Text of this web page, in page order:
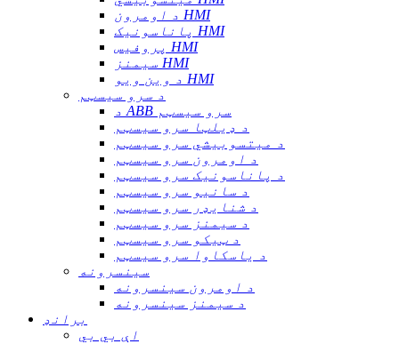
د اومرون HMI
پاناسونیک HMI
پروفیس HMI
سیمنز HMI
د وین ویو HMI
د سرو سیسټم
د ABB سرو سیسټم
د ډیلټا سرو سیسټم
د میتسوبیشي سرو سیسټم
د اومرون سرو سیسټم
د پاناسونیک سرو سیسټم
د سانیو سرو سیسټم
د شنایډر سرو سیسټم
د سیمنز سرو سیسټم
د ټیکو سرو سیسټم
د یاسکاوا سرو سیسټم
سینسرونه
د اومرون سینسرونه
د سیمنز سینسرونه
برانډ
اې بي بي